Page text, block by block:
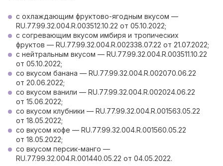
с охлаждающим фруктово-ягодным вкусом —
RU.77.99.32.004.R.003512.10.22 от 05.10.2022;
с согревающим вкусом имбиря и тропических
фруктов — RU.77.99.32.004.R.002338.07.22 от 21.07.2022;
с нейтральным вкусом — RU.77.99.32.004.R.003511.10.22
от 05.10.2022;
со вкусом банана — RU.77.99.32.004.R.002070.06.22
от 20.06.2022;
со вкусом ванили — RU.77.99.32.004.R.002024.06.22
от 15.06.2022;
со вкусом клубники — RU.77.99.32.004.R.001563.05.22
от 18.05.2022;
со вкусом кофе — RU.77.99.32.004.R.001560.05.22
от 18.05.2022;
со вкусом персик-манго —
RU.77.99.32.004.R.001440.05.22 от 04.05.2022.